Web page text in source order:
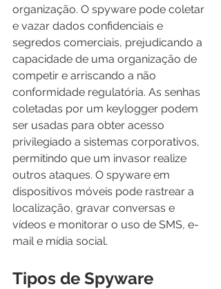
organização. O spyware pode coletar
e vazar dados confidenciais e
segredos comerciais, prejudicando a
capacidade de uma organização de
competir e arriscando a não
conformidade regulatória. As senhas
coletadas por um keylogger podem
ser usadas para obter acesso
privilegiado a sistemas corporativos,
permitindo que um invasor realize
outros ataques. O spyware em
dispositivos móveis pode rastrear a
localização, gravar conversas e
vídeos e monitorar o uso de SMS, e-
mail e mídia social.
Tipos de Spyware